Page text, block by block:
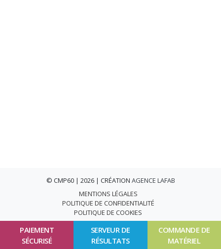
PAIEMENT
SÉCURISÉ
SERVEUR DE
RÉSULTATS
COMMANDE DE
MATÉRIEL
© CMP60 | 2026 | CRÉATION AGENCE LAFAB
MENTIONS LÉGALES
POLITIQUE DE CONFIDENTIALITÉ
POLITIQUE DE COOKIES